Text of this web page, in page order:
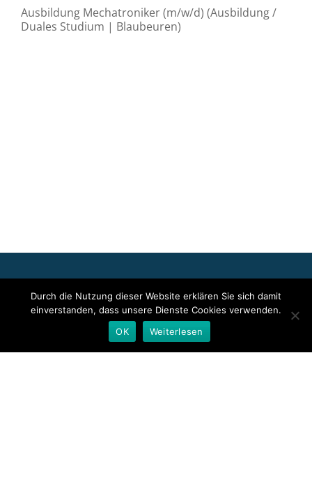
Ausbildung Mechatroniker (m/w/d) (Ausbildung /
Duales Studium | Blaubeuren)
Event bzw. das Stellenangebot sowie für das angezeigte Bild- und
Tonmaterial ist allein der jeweils angegebene Herausgeber
verantwortlich. Dieser ist in der Regel auch Urheber der
Pressetexte sowie der angehängten Bild-, Ton- und
Durch die Nutzung dieser Website erklären Sie sich damit
einverstanden, dass unsere Dienste Cookies verwenden.
OK
Weiterlesen